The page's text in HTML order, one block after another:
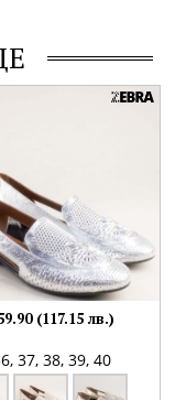
37,38,39,40
(117.15 лв.)